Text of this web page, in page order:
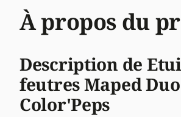
À propos du
Description de
feutres Maped
Color'Peps